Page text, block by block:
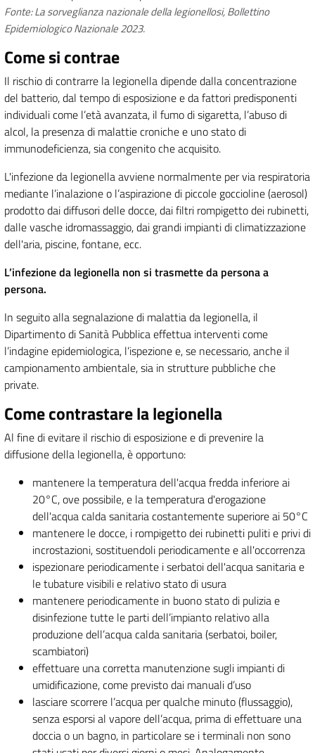
Fonte: La sorveglianza nazionale della legionellosi, Bollettino
Epidemiologico Nazionale 2023.
Come si contrae
Il rischio di contrarre la legionella dipende dalla concentrazione
del batterio, dal tempo di esposizione e da fattori predisponenti
individuali come l’età avanzata, il fumo di sigaretta, l’abuso di
alcol, la presenza di malattie croniche e uno stato di
immunodeficienza, sia congenito che acquisito.
L'infezione da legionella avviene normalmente per via respiratoria
mediante l’inalazione o l’aspirazione di piccole goccioline (aerosol)
prodotto dai diffusori delle docce, dai filtri rompigetto dei rubinetti,
dalle vasche idromassaggio, dai grandi impianti di climatizzazione
dell'aria, piscine, fontane, ecc.
L’infezione da legionella non si trasmette da persona a
persona.
In seguito alla segnalazione di malattia da legionella, il
Dipartimento di Sanità Pubblica effettua interventi come
l’indagine epidemiologica, l’ispezione e, se necessario, anche il
campionamento ambientale, sia in strutture pubbliche che
private.
Come contrastare la legionella
Al fine di evitare il rischio di esposizione e di prevenire la
diffusione della legionella, è opportuno:
mantenere la temperatura dell'acqua fredda inferiore ai
20°C, ove possibile, e la temperatura d'erogazione
dell'acqua calda sanitaria costantemente superiore ai 50°C
mantenere le docce, i rompigetto dei rubinetti puliti e privi di
incrostazioni, sostituendoli periodicamente e all'occorrenza
ispezionare periodicamente i serbatoi dell'acqua sanitaria e
le tubature visibili e relativo stato di usura
mantenere periodicamente in buono stato di pulizia e
disinfezione tutte le parti dell’impianto relativo alla
produzione dell’acqua calda sanitaria (serbatoi, boiler,
scambiatori)
effettuare una corretta manutenzione sugli impianti di
umidificazione, come previsto dai manuali d’uso
lasciare scorrere l’acqua per qualche minuto (flussaggio),
senza esporsi al vapore dell’acqua, prima di effettuare una
doccia o un bagno, in particolare se i terminali non sono